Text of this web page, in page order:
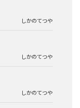
しかのてつや
しかのてつや
しかのてつや